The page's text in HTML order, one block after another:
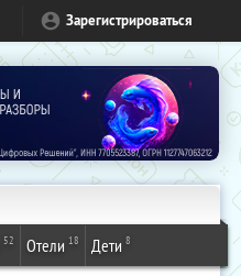
Зарегистрироваться
52 Отели 18 Дети 8